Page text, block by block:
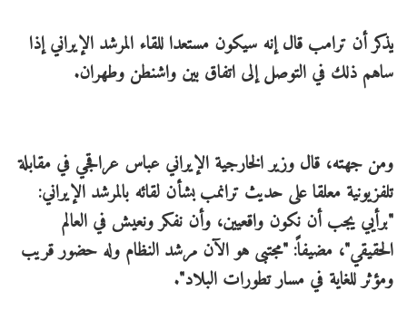
يذكر أن ترامب قال إنه سيكون مستعدا للقاء المرشد الإيراني إذا
ساهم ذلك في التوصل إلى اتفاق بين واشنطن وطهران.
ومن جهته، قال وزير الخارجية الإيراني عباس عراقجي في مقابلة
تلفزيونية معلقا على حديث ترانمب بشأن لقائه بالمرشد الإيراني:
"برأيي يجب أن نكون واقعيين، وأن نفكر ونعيش في العالم
الحقيقي"، مضيفاً: "مجتبى هو الآن مرشد النظام وله حضور قريب
ومؤثر للغاية في مسار تطورات البلاد".